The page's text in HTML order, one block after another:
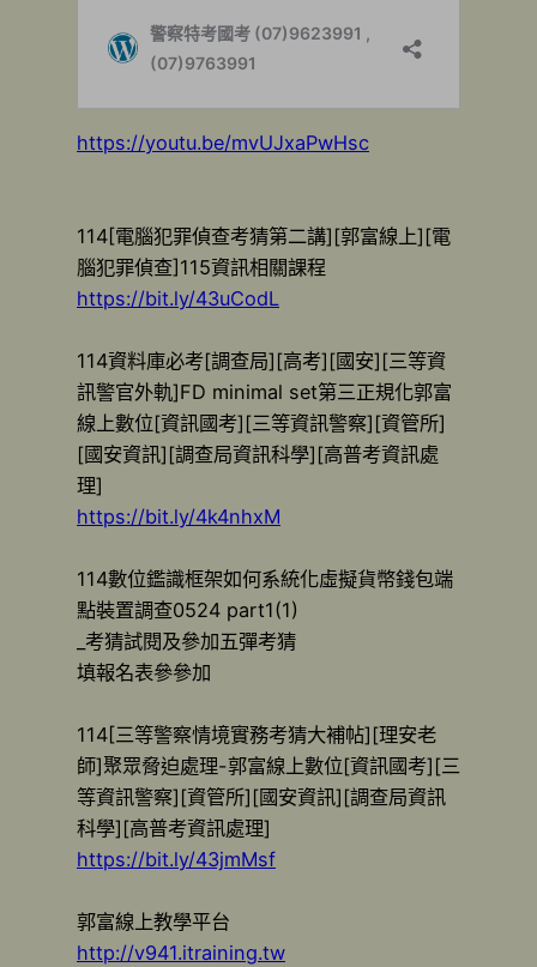
https://youtu.be/mvUJxaPwHsc
114[電腦犯罪偵查考猜第二講][郭富線上][電
腦犯罪偵查]115資訊相關課程
https://bit.ly/43uCodL
114資料庫必考[調查局][高考][國安][三等資
訊警官外軌]FD minimal set第三正規化郭富
線上數位[資訊國考][三等資訊警察][資管所]
[國安資訊][調查局資訊科學][高普考資訊處
理]
https://bit.ly/4k4nhxM
114數位鑑識框架如何系統化虛擬貨幣錢包端
點裝置調查0524 part1(1)
_考猜試閱及參加五彈考猜
填報名表參參加
114[三等警察情境實務考猜大補帖][理安老
師]聚眾脅迫處理-郭富線上數位[資訊國考][三
等資訊警察][資管所][國安資訊][調查局資訊
科學][高普考資訊處理]
https://bit.ly/43jmMsf
郭富線上教學平台
http://v941.itraining.tw